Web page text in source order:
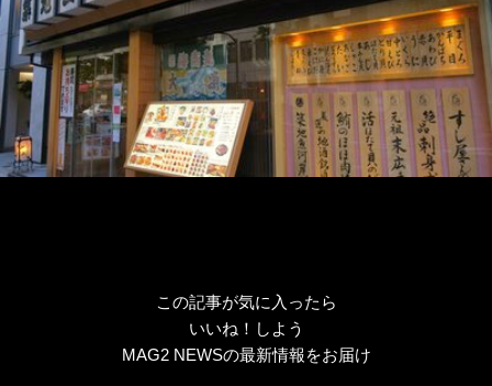
この記事が気に入ったら
いいね！しよう
MAG2 NEWSの最新情報をお届け